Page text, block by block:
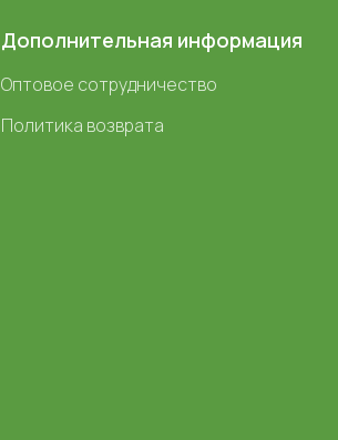
Дополнительная информация
Оптовое сотрудничество
Политика возврата